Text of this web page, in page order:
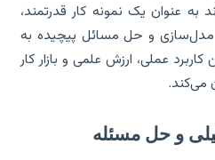
یک نمونه کار قدرتمند،
و حل مسائل پیچیده به
عملی، ارزش علمی و بازار کار
و حل مسئله